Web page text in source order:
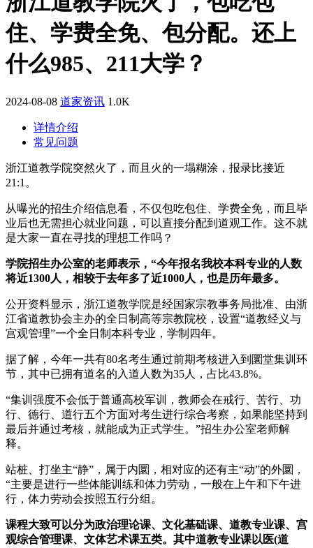
住、学费全免、包分配。还上
什么985、211大学？
2024-08-08 道家资讯 1.0K
详情介绍
常见问题
浙江道教学院突然火了，而且火的一塌糊涂，报录比接近
21:1。
从曝光的招生介绍信息看，不仅包吃包住、学费全免，而且毕
业后也无需担心就业问题，可以直接分配到道观工作。这不就
是大家一直在寻找的理想工作吗？
学院招生办公室的老师表示，“今年报名我校本科专业的人数
将近1300人，相较于去年多了近1000人，也是历年最多。
公开资料显示，浙江道教学院是经国家宗教事务局批准、由浙
江省道教协会主办的全日制高等宗教院校，设置“道教经义与
宫观管理”一个全日制本科专业，学制四年。
据了解，今年一共有80名考生通过前期考核进入到圜堂集训环
节，其中已拥有道名的入道人数为35人，占比43.8%。
“集训强度不会低于普通高校军训，教师会在戒行、苦行、功
行、德行、道行五个方面对考生进行综合考察，如果能坚持到
最后并通过考核，就能成为正式学生。”招生办公室老师解
释。
站桩、打坐主“静”，属于内圜，相对应的还有主“动”的外圜，
“主要是进行一些体能训练和体力劳动，一般在上午和下午进
行，体力劳动会按照五行分组。
课程大致可以分为政治理论课、文化基础课、道教专业课、宫
观综合管理课、文体艺术课五类。其中道教专业课以医(道